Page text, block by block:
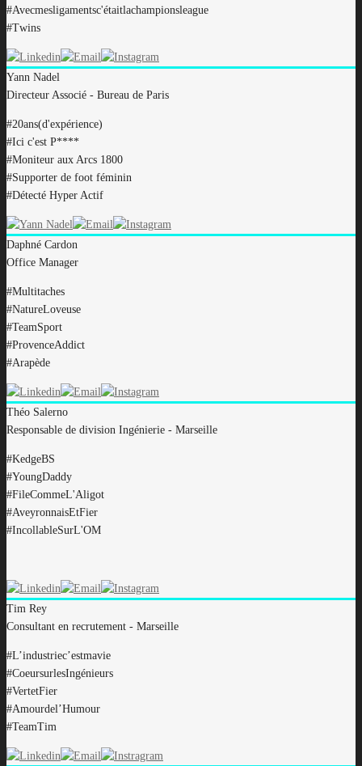
#Avecmesligamentsc'étaitlachampionsleague
#Twins
Yann Nadel
Directeur Associé - Bureau de Paris
#20ans(d'expérience)
#Ici c'est P****
#Moniteur aux Arcs 1800
#Supporter de foot féminin
#Détecté Hyper Actif
Daphné Cardon
Office Manager
#Multitaches
#NatureLoveuse
#TeamSport
#ProvenceAddict
#Arapède
Théo Salerno
Responsable de division Ingénierie - Marseille
#KedgeBS
#YoungDaddy
#FileCommeL'Aligot
#AveyronnaisEtFier
#IncollableSurL'OM
Tim Rey
Consultant en recrutement - Marseille
#L’industriec’estmavie
#CoeursurlesIngénieurs
#VertetFier
#Amourdel’Humour
#TeamTim